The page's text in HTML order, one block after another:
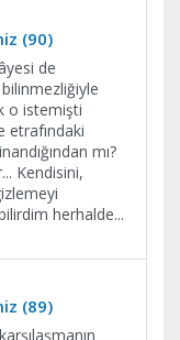
(90)
de
o istemişti
etrafındaki
mı?
Kendisini,
herhalde...
(89)